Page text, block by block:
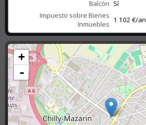
Balcón Sí
Impuesto sobre Bienes
Inmuebles 1 102 €/an
+
-